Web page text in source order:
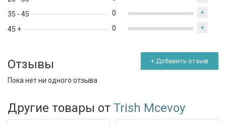
35 - 45
45 +
0 +
0 +
Отзывы + Добавить отзыв
Пока нет ни одного отзыва
Другие товары от Trish Mcevoy